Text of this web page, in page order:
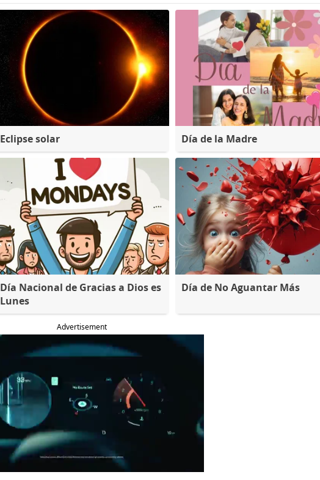
Eclipse solar Día de la Madre
Día Nacional de Gracias a Dios es
Lunes
Día de No Aguantar Más
Advertisement